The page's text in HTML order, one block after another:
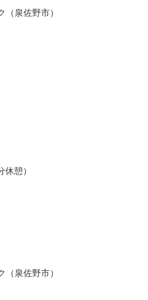
泉佐野市）
憩）
泉佐野市）